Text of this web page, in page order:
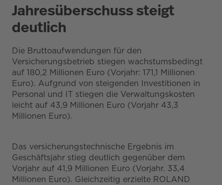
Jahresüberschuss steigt
deutlich
Die Bruttoaufwendungen für den
Versicherungsbetrieb stiegen wachstumsbedingt
auf 180,2 Millionen Euro (Vorjahr: 171,1 Millionen
Euro). Aufgrund von steigenden Investitionen in
Personal und IT stiegen die Verwaltungskosten
leicht auf 43,9 Millionen Euro (Vorjahr 43,3
Millionen Euro).
Das versicherungstechnische Ergebnis im
Geschäftsjahr stieg deutlich gegenüber dem
Vorjahr auf 41,9 Millionen Euro (Vorjahr. 33,4
Millionen Euro). Gleichzeitig erzielte ROLAND